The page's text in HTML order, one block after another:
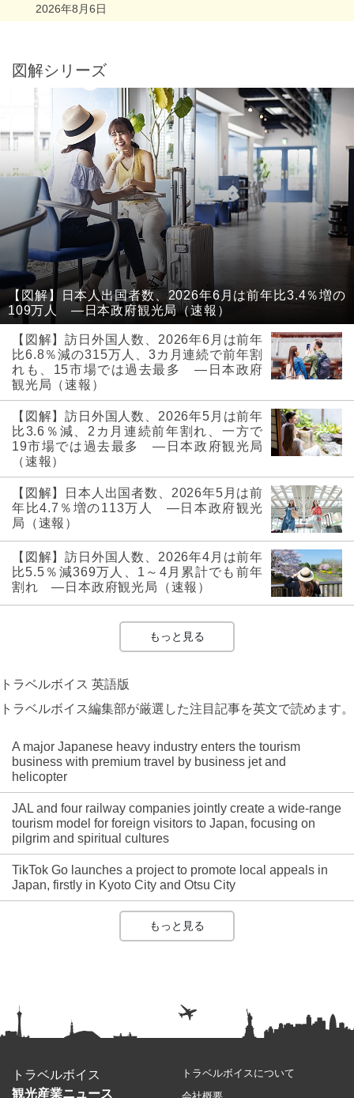
2026年8月6日
図解シリーズ
【図解】日本人出国者数、2026年6月は前年比3.4％増の
109万人 ―日本政府観光局（速報）
【図解】訪日外国人数、2026年6月は前年
比6.8％減の315万人、3カ月連続で前年割
れも、15市場では過去最多 ―日本政府
観光局（速報）
【図解】訪日外国人数、2026年5月は前年
比3.6％減、2カ月連続前年割れ、一方で
19市場では過去最多 ―日本政府観光局
（速報）
【図解】日本人出国者数、2026年5月は前
年比4.7％増の113万人 ―日本政府観光
局（速報）
【図解】訪日外国人数、2026年4月は前年
比5.5％減369万人、1～4月累計でも前年
割れ ―日本政府観光局（速報）
もっと見る
トラベルボイス 英語版
トラベルボイス編集部が厳選した注目記事を英文で読めます。
A major Japanese heavy industry enters the tourism
business with premium travel by business jet and
helicopter
JAL and four railway companies jointly create a wide-range
tourism model for foreign visitors to Japan, focusing on
pilgrim and spiritual cultures
TikTok Go launches a project to promote local appeals in
Japan, firstly in Kyoto City and Otsu City
もっと見る
トラベルボイス
観光産業ニュース
トラベルボイスについて